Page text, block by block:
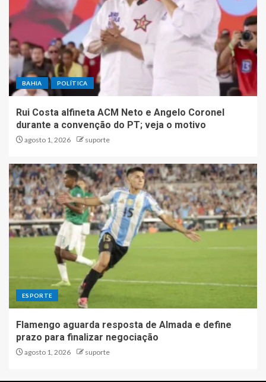
BAHIA POLÍTICA
Rui Costa alfineta ACM Neto e Angelo Coronel
durante a convenção do PT; veja o motivo
agosto 1, 2026 suporte
ESPORTE
Flamengo aguarda resposta de Almada e define
prazo para finalizar negociação
agosto 1, 2026 suporte